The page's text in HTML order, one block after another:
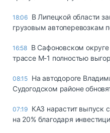
18:06 В Липецкой области
грузовым автоперевозкам
16:58 В Сафоновском
трассе М-1 полностью
08:15 На автодороге
Судогодском районе
07:19 КАЗ нарастит выпуск
на 20% благодаря